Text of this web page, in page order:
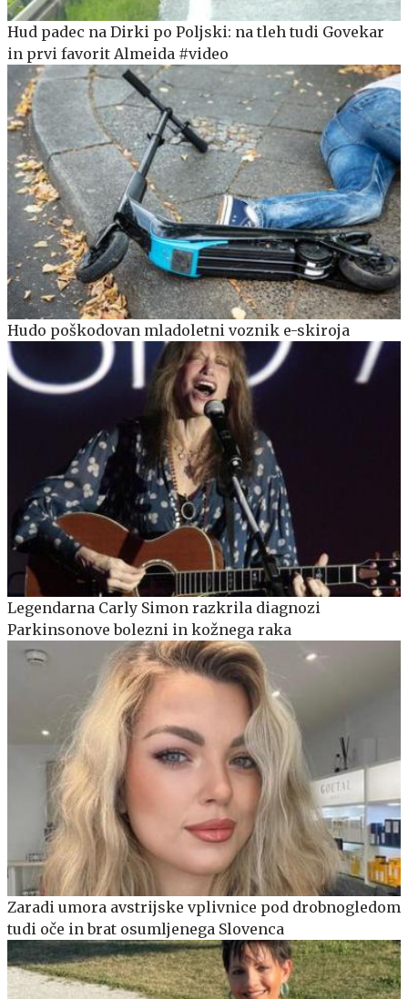
Hud padec na Dirki po Poljski: na tleh tudi Govekar
in prvi favorit Almeida #video
Hudo poškodovan mladoletni voznik e-skiroja
Legendarna Carly Simon razkrila diagnozi
Parkinsonove bolezni in kožnega raka
Zaradi umora avstrijske vplivnice pod drobnogledom
tudi oče in brat osumljenega Slovenca